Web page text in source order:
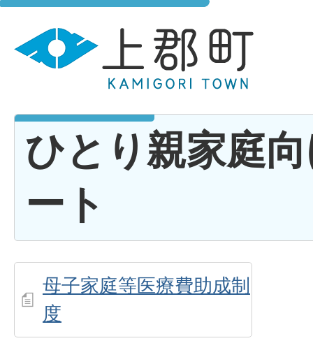
ひとり親家庭
ート
母子家庭等医療費助成制
度